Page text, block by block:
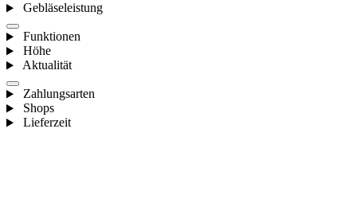
Gebläseleistung
Funktionen
Höhe
Aktualität
Zahlungsarten
Shops
Lieferzeit